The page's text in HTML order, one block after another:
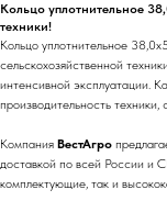
Кольцо уплотнительное
техники!
Кольцо уплотнительное
сельскохозяйственной
интенсивной эксплуатации.
производительность
Компания ВестАгро
доставкой по всей России и
комплектующие, так и